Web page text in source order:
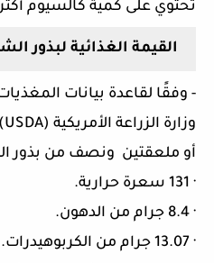
تحتوي على كمية كالسيوم
القيمة الغذائية لبذور
- وفقًا لقاعدة بيانات
وزارة الزراعة الأمريكية (USDA
أو ملعقتين ونصف من بذور
· 131 سعرة حرارية.
· 8.4 جرام من الدهون.
· 13.07 جرام من الكربوهيدرات.